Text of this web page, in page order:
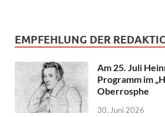
EMPFEHLUNG DER
Am 25. Juli
Programm im
Oberrosphe
30. Juni 2026